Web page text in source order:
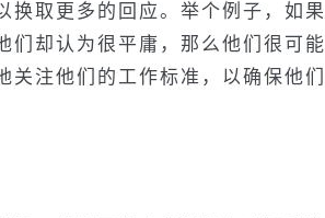
换取更多的回应。举个例子，如果
们却认为很平庸，那么他们很可能
注他们的工作标准，以确保他们